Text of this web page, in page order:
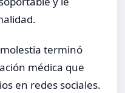
terminó
médica que
en redes sociales.